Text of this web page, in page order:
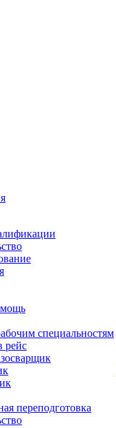
специальностям
рейс
переподготовка